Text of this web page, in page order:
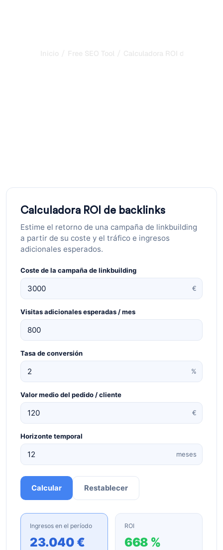
Inicio / Free SEO Tool / Calculadora ROI de Backlinks
Calculadora ROI de backlinks
Estime el retorno de una campaña de linkbuilding
a partir de su coste y el tráfico e ingresos
adicionales esperados.
Coste de la campaña de linkbuilding
€
Visitas adicionales esperadas / mes
Tasa de conversión
%
Valor medio del pedido / cliente
€
Horizonte temporal
meses
Calcular Restablecer
Ingresos en el período
23.040 €
ROI
668 %